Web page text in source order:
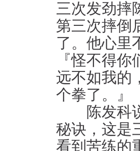
三次发劲摔
第三次摔倒
了。他心里
『怪不得
远不如我的
个拳了。』
陈发科说
秘诀，这是
看到苦练的